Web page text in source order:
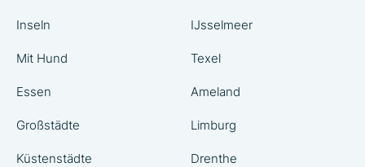
Inseln
Mit Hund
Essen
Großstädte
Küstenstädte
IJsselmeer
Texel
Ameland
Limburg
Drenthe